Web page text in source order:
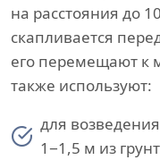
на расстояния до
скапливается
его перемещают к
также используют:
для
1−1,5 м из